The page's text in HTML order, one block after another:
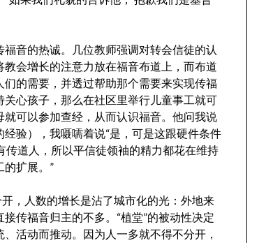
音的热诚。几位教师强调对转会信徒的认
会增长的注意力放在福音布道上，而布道
的需要，并透过帮助那个需要来实现传福
心孩子，那么在社区里举行儿童事工就可
可以参加查经，从而认识福音。他问我说
验），我嗫嚅着说“是，可是这跟硬件条件
道人，所以平信徒领袖的精力都花在维持
的扩展。”
，人数的增长是沾了城市化的光：外地来
传福音归主的不多。“植堂”的被动性决定
活动而推动。因为人一多就不得不分开，